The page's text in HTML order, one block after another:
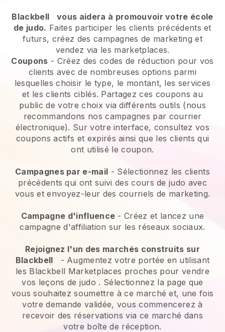
Blackbell
vous aidera à promouvoir votre école
de judo. Faites participer les clients précédents et
futurs, créez des campagnes de marketing et
vendez via les marketplaces.
Coupons - Créez des codes de réduction pour vos
clients avec de nombreuses options parmi
lesquelles choisir le type, le montant, les services
et les clients ciblés. Partagez ces coupons au
public de votre choix via différents outils (nous
recommandons nos campagnes par courrier
électronique). Sur votre interface, consultez vos
coupons actifs et expirés ainsi que les clients qui
ont utilisé le coupon.
Campagnes par e-mail - Sélectionnez les clients
précédents qui ont suivi des cours de judo avec
vous et envoyez-leur des courriels de marketing.
Campagne d'influence - Créez et lancez une
campagne d'affiliation sur les réseaux sociaux.
Rejoignez l'un des marchés construits sur
Blackbell
- Augmentez votre portée en utilisant
les Blackbell Marketplaces proches pour vendre
vos leçons de judo . Sélectionnez la page que
vous souhaitez soumettre à ce marché et, une fois
votre demande validée, vous commencerez à
recevoir des réservations via ce marché dans
votre boîte de réception.